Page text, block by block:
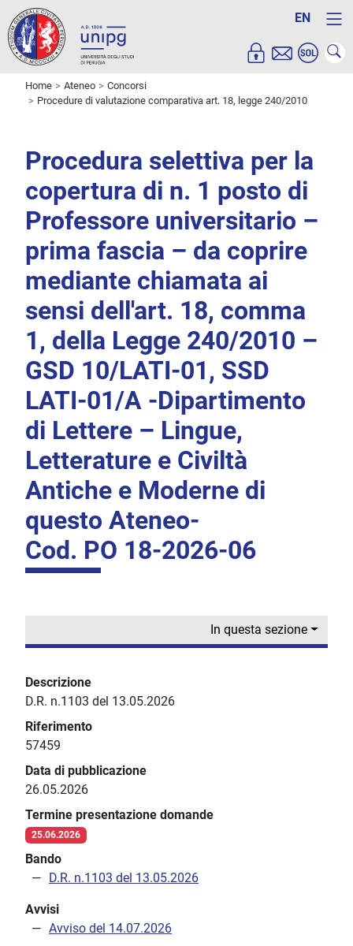
EN
Home Ateneo
Concorsi
Procedure di valutazione comparativa art. 18, legge 240/2010
Procedura selettiva per la
copertura di n. 1 posto di
Professore universitario –
prima fascia – da coprire
mediante chiamata ai
sensi dell'art. 18, comma
1, della Legge 240/2010 –
GSD 10/LATI-01, SSD
LATI-01/A -Dipartimento
di Lettere – Lingue,
Letterature e Civiltà
Antiche e Moderne di
questo Ateneo-
Cod. PO 18-2026-06
In questa sezione
Descrizione
D.R. n.1103 del 13.05.2026
Riferimento
57459
Data di pubblicazione
26.05.2026
Termine presentazione domande
25.06.2026
Bando
D.R. n.1103 del 13.05.2026
Avvisi
Avviso del 14.07.2026